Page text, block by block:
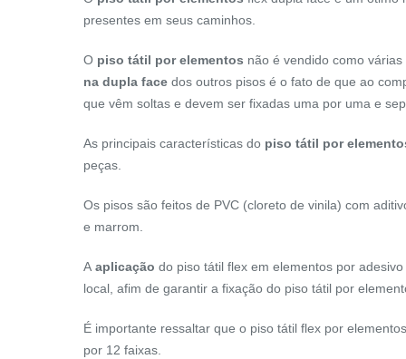
presentes em seus caminhos.
O piso tátil por elementos não é vendido como
na dupla face dos outros pisos é o fato de que ao
que vêm soltas e devem ser fixadas uma por uma e
As principais características do piso tátil por
peças.
Os pisos são feitos de PVC (cloreto de vinila) com
e marrom.
A aplicação do piso tátil flex em elementos por
local, afim de garantir a fixação do piso tátil por
É importante ressaltar que o piso tátil flex por
por 12 faixas.